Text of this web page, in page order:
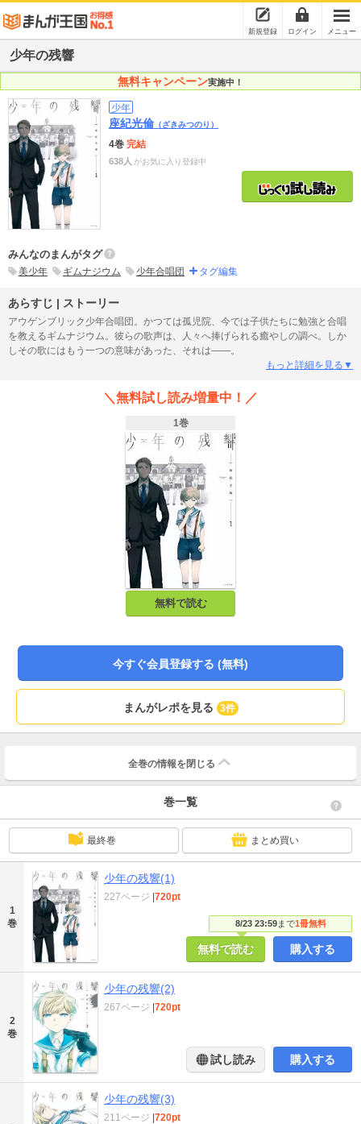
新規登録 ログイン メニュー
少年の残響
無料キャンペーン実施中！
少年
座紀光倫 （ざきみつのり）
4巻 完結
638人 がお気に入り登録中
みんなのまんがタグ
美少年 ギムナジウム 少年合唱団 タグ編集
あらすじ | ストーリー
アウゲンブリック少年合唱団。かつては孤児院、今では子供たちに勉強と合唱
を教えるギムナジウム。彼らの歌声は、人々へ捧げられる癒やしの調べ。しか
しその歌にはもう一つの意味があった、それは――。
もっと詳細を見る▼
＼無料試し読み増量中！／
1巻
無料で読む
今すぐ会員登録する (無料)
まんがレポを見る 3件
全巻の情報を 閉じる
巻一覧
最終巻 まとめ買い
1
巻
少年の残響(1)
8/23 23:59まで1冊無料
227ページ |720pt
無料で読む 購入する
2
巻
少年の残響(2)
267ページ |720pt
試し読み 購入する
少年の残響(3)
211ページ |720pt